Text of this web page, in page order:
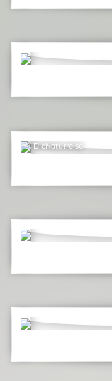
DieNaturreise